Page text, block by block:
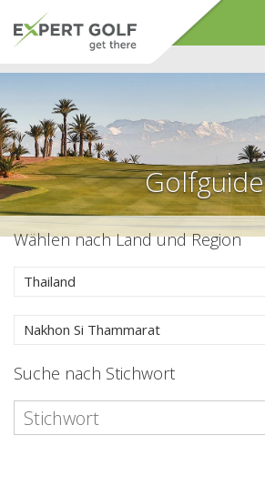
Golfguide
Wählen nach Land und Region
Thailand
Nakhon Si Thammarat
Suche nach Stichwort